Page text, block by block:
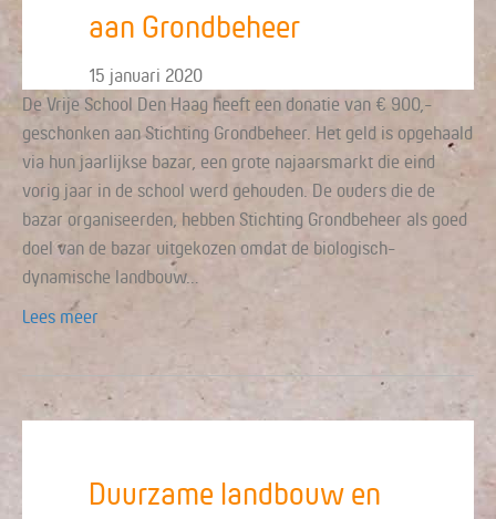
aan Grondbeheer
15 januari 2020
De Vrije School Den Haag heeft een donatie van € 900,-
geschonken aan Stichting Grondbeheer. Het geld is opgehaald
via hun jaarlijkse bazar, een grote najaarsmarkt die eind
vorig jaar in de school werd gehouden. De ouders die de
bazar organiseerden, hebben Stichting Grondbeheer als goed
doel van de bazar uitgekozen omdat de biologisch-
dynamische landbouw…
Lees meer
Duurzame landbouw en